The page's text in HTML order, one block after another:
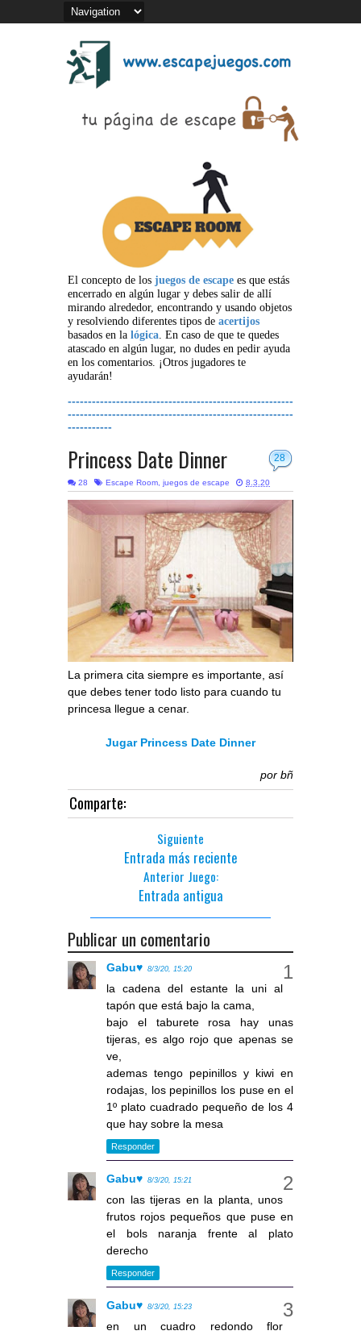
El concepto de los juegos de escape es que estás
encerrado en algún lugar y debes salir de allí
mirando alrededor, encontrando y usando objetos
y resolviendo diferentes tipos de acertijos
basados en la lógica. En caso de que te quedes
atascado en algún lugar, no dudes en pedir ayuda
en los comentarios. ¡Otros jugadores te
ayudarán!
--------------------------------------------------------
--------------------------------------------------------
-----------
28
Princess Date Dinner
28 Escape Room, juegos de escape 8.3.20
La primera cita siempre es importante, así
que debes tener todo listo para cuando tu
princesa llegue a cenar.
Jugar Princess Date Dinner
por bñ
Comparte:
Siguiente
Entrada más reciente
Anterior Juego:
Entrada antigua
Publicar un comentario
Gabu♥ 8/3/20, 15:20
la cadena del estante la uni al
tapón que está bajo la cama,
bajo el taburete rosa hay unas
tijeras, es algo rojo que apenas se
ve,
ademas tengo pepinillos y kiwi en
rodajas, los pepinillos los puse en el
1º plato cuadrado pequeño de los 4
que hay sobre la mesa
Responder
Gabu♥ 8/3/20, 15:21
con las tijeras en la planta, unos
frutos rojos pequeños que puse en
el bols naranja frente al plato
derecho
Responder
Gabu♥ 8/3/20, 15:23
en un cuadro redondo flor